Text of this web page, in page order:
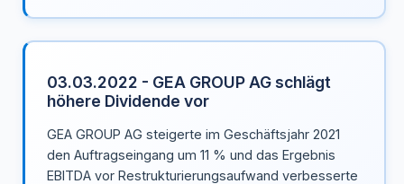
03.03.2022 - GEA GROUP AG schlägt
höhere Dividende vor
GEA GROUP AG steigerte im Geschäftsjahr 2021
den Auftragseingang um 11 % und das Ergebnis
EBITDA vor Restrukturierungsaufwand verbesserte